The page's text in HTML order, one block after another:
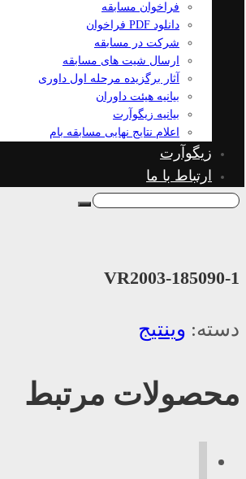
فراخوان مسابقه
دانلود PDF فراخوان
شرکت در مسابقه
ارسال شیت های مسابقه
آثار برگزیده مرحله اول داوری
بیانیه هیئت داوران
بیانیه زیگوآرت
اعلام نتایج نهایی مسابقه بام
زیگوآرت
ارتباط با ما
VR2003-185090-1
دسته: وینتیج
محصولات مرتبط